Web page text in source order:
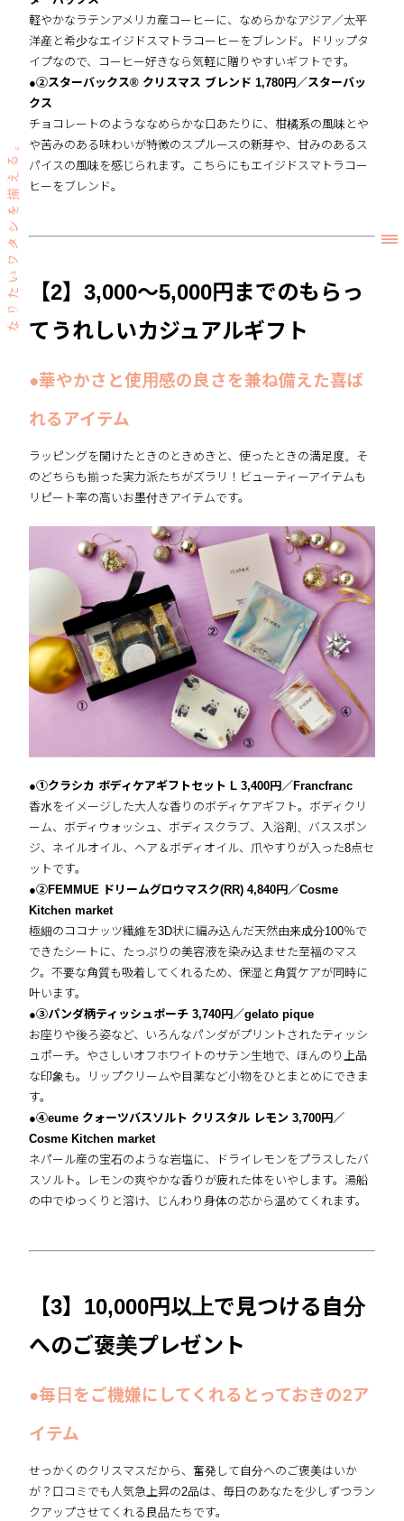
軽やかなラテンアメリカ産コーヒーに、なめらかなアジア／太平
洋産と希少なエイジドスマトラコーヒーをブレンド。ドリップタ
イプなので、コーヒー好きなら気軽に贈りやすいギフトです。
●②スターバックス® クリスマス ブレンド 1,780円／スターバッ
クス
チョコレートのようななめらかな口あたりに、柑橘系の風味とや
や苦みのある味わいが特徴のスプルースの新芽や、甘みのあるス
パイスの風味を感じられます。こちらにもエイジドスマトラコー
ヒーをブレンド。
【2】3,000〜5,000円までのもらっ
てうれしいカジュアルギフト
●華やかさと使用感の良さを兼ね備えた喜ば
れるアイテム
ラッピングを開けたときのときめきと、使ったときの満足度。そ
のどちらも揃った実力派たちがズラリ！ビューティーアイテムも
リピート率の高いお墨付きアイテムです。
●①クラシカ ボディケアギフトセット L 3,400円／Francfranc
香水をイメージした大人な香りのボディケアギフト。ボディクリ
ーム、ボディウォッシュ、ボディスクラブ、入浴剤、バススポン
ジ、ネイルオイル、ヘア＆ボディオイル、爪やすりが入った8点セ
ットです。
●②FEMMUE ドリームグロウマスク(RR) 4,840円／Cosme
Kitchen market
極細のココナッツ繊維を3D状に編み込んだ天然由来成分100％で
できたシートに、たっぷりの美容液を染み込ませた至福のマス
ク。不要な角質も吸着してくれるため、保湿と角質ケアが同時に
叶います。
●③パンダ柄ティッシュポーチ 3,740円／gelato pique
お座りや後ろ姿など、いろんなパンダがプリントされたティッシ
ュポーチ。やさしいオフホワイトのサテン生地で、ほんのり上品
な印象も。リップクリームや目薬など小物をひとまとめにできま
す。
●④eume クォーツバスソルト クリスタル レモン 3,700円／
Cosme Kitchen market
ネパール産の宝石のような岩塩に、ドライレモンをプラスしたバ
スソルト。レモンの爽やかな香りが疲れた体をいやします。湯船
の中でゆっくりと溶け、じんわり身体の芯から温めてくれます。
【3】10,000円以上で見つける自分
へのご褒美プレゼント
●毎日をご機嫌にしてくれるとっておきの2ア
イテム
せっかくのクリスマスだから、奮発して自分へのご褒美はいか
が？口コミでも人気急上昇の2品は、毎日のあなたを少しずつラン
クアップさせてくれる良品たちです。